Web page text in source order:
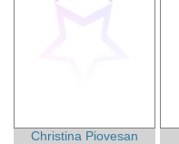
Christina Piovesan